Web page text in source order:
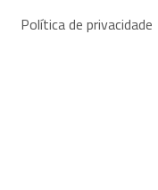
Política de privacidade